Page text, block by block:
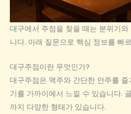
대구에서 주점을 찾을 때는 분위기
니다. 아래 질문으로 핵심 정보를 빠
대구주점이란 무엇인가?
대구주점은 맥주와 간단한 안주를
기를 가까이에서 느낄 수 있습니다.
까지 다양한 형태가 있습니다.